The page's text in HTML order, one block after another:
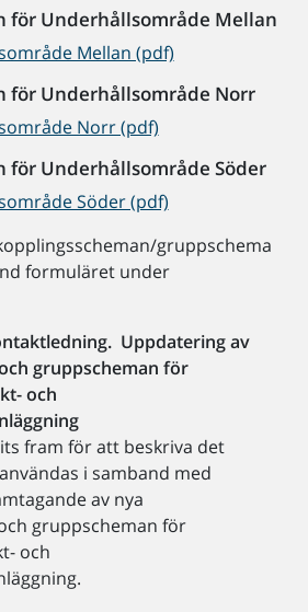
för Underhållsområde Mellan
Mellan (pdf)
för Underhållsområde Norr
Norr (pdf)
för Underhållsområde Söder
Söder (pdf)
gruppschema
formuläret under
Uppdatering av
gruppscheman för
och
fram för att beskriva det
i samband med
av nya
gruppscheman för
och